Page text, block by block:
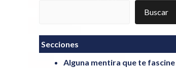
Buscar
Secciones
Alguna mentira que te fascine